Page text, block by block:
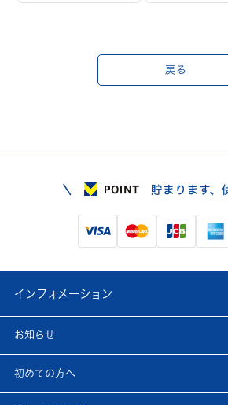
戻る
インフォメーション
お知らせ
初めての方へ